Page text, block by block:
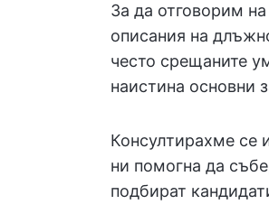
За да отговорим
описания на
често срещаните
наистина основни
Консултирахме се
ни помогна да
подбират